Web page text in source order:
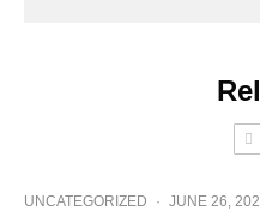
UNCATEGORIZED · JUNE 26,